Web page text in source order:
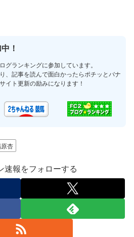
！
グランキングに参加しています。
、記事を読んで面白かったらポチッとバナ
イト更新の励みになります！
杏
速報をフォローする